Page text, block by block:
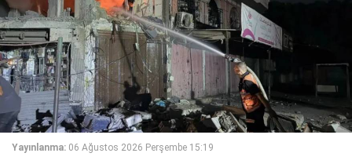
Yayınlanma: 06 Ağustos 2026 Perşembe 15:19